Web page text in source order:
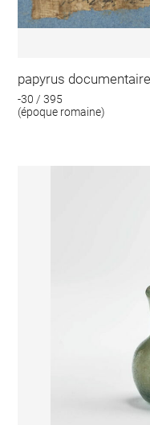
papyrus documentaire
-30 / 395
(époque romaine)